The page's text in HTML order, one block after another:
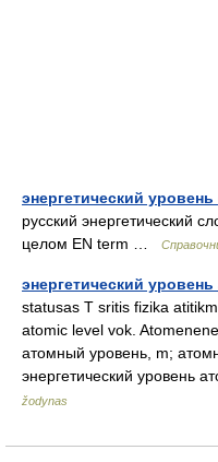
энергетический уровень
русский энергетический
целом EN term …
энергетический
statusas T sritis fizika
atomic level vok.
атомный уровень, m;
энергетический уровень
žodynas